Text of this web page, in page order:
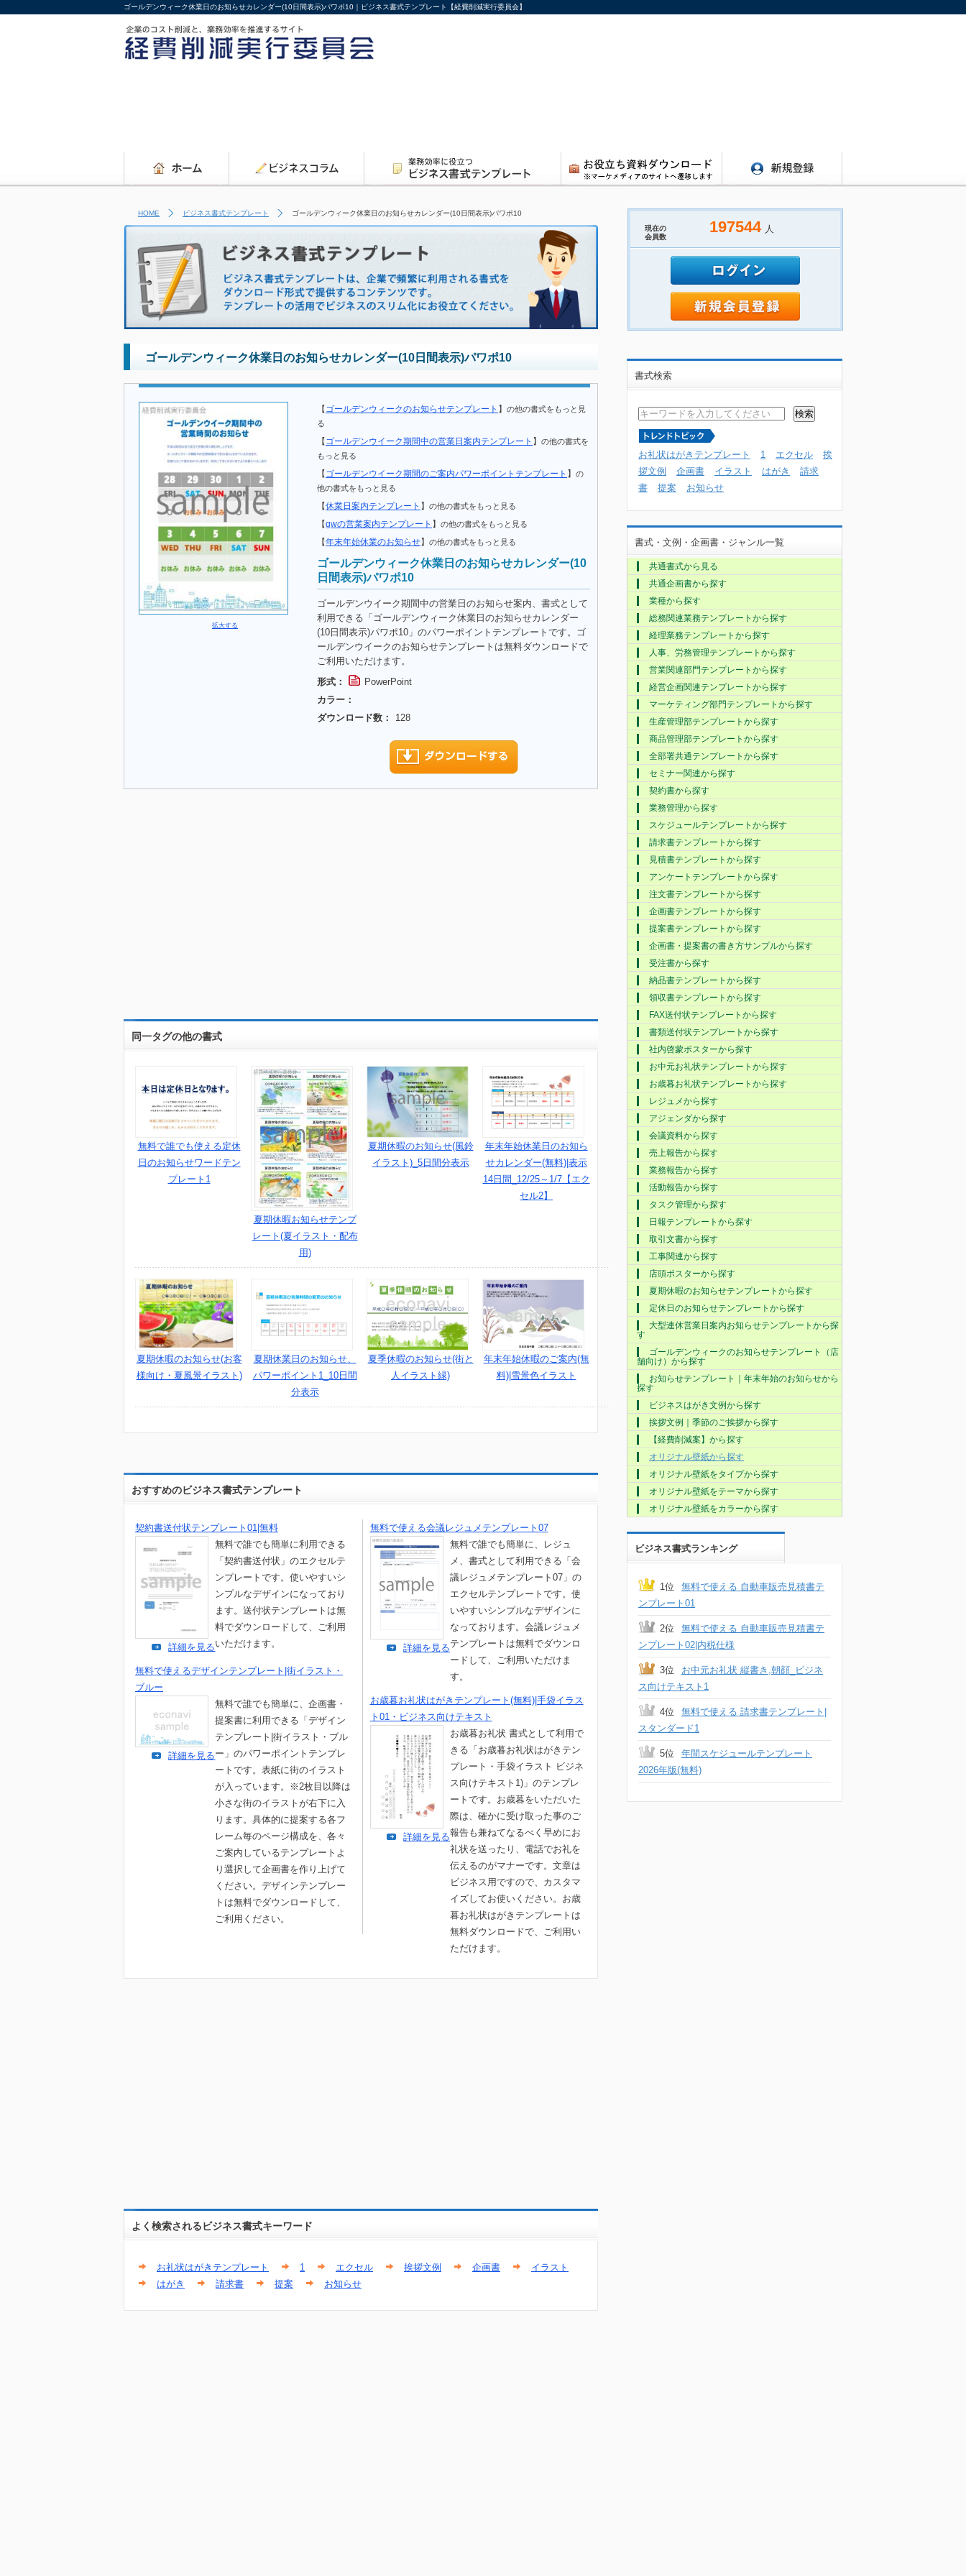
ゴールデンウィーク休業日のお知らせカレンダー(10日間表示)パワポ10｜ビジネス書式テンプレート【経費削減実行委員会】
HOME ビジネス書式テンプレート ゴールデンウィーク休業日のお知らせカレンダー(10日間表示)パワポ10
ゴールデンウィーク休業日のお知らせカレンダー(10日間表示)パワポ10
拡大する
【ゴールデンウィークのお知らせテンプレート 】 の他の書式をもっと見
る
【ゴールデンウイーク期間中の営業日案内テンプレート 】 の他の書式を
もっと見る
【ゴールデンウイーク期間のご案内パワーポイントテンプレート 】 の
他の書式をもっと見る
【休業日案内テンプレート 】 の他の書式をもっと見る
【gwの営業案内テンプレート 】 の他の書式をもっと見る
【年末年始休業のお知らせ】 の他の書式をもっと見る
ゴールデンウィーク休業日のお知らせカレンダー(10
日間表示)パワポ10
ゴールデンウイーク期間中の営業日のお知らせ案内、書式として
利用できる「ゴールデンウィーク休業日のお知らせカレンダー
(10日間表示)パワポ10」のパワーポイントテンプレートです。ゴ
ールデンウイークのお知らせテンプレートは無料ダウンロードで
ご利用いただけます。
形式：
PowerPoint
カラー：
ダウンロード数：
128
同一タグの他の書式
無料で誰でも使える定休
日のお知らせワードテン
プレート1
夏期休暇お知らせテンプ
レート(夏イラスト・配布
用)
夏期休暇のお知らせ(風鈴
イラスト)_5日間分表示
年末年始休業日のお知ら
せカレンダー(無料)|表示
14日間_12/25～1/7【エク
セル2】
夏期休暇のお知らせ(お客
様向け・夏風景イラスト)
夏期休業日のお知らせ、
パワーポイント1_10日間
分表示
夏季休暇のお知らせ(街と
人イラスト緑)
年末年始休暇のご案内(無
料)|雪景色イラスト
おすすめのビジネス書式テンプレート
契約書送付状テンプレート01|無料
無料で誰でも簡単に利用できる
「契約書送付状」のエクセルテ
ンプレートです。使いやすいシ
ンプルなデザインになっており
ます。送付状テンプレートは無
料でダウンロードして、ご利用
いただけます。
詳細を見る
無料で使える会議レジュメテンプレート07
無料で誰でも簡単に、レジュ
メ、書式として利用できる「会
議レジュメテンプレート07」の
エクセルテンプレートです。使
いやすいシンプルなデザインに
なっております。会議レジュメ
テンプレートは無料でダウンロ
ードして、ご利用いただけま
す。
詳細を見る
無料で使えるデザインテンプレート|街イラスト・
ブルー
無料で誰でも簡単に、企画書・
提案書に利用できる「デザイン
テンプレート|街イラスト・ブル
ー」のパワーポイントテンプレ
ートです。表紙に街のイラスト
が入っています。※2枚目以降は
小さな街のイラストが右下に入
ります。具体的に提案する各フ
レーム毎のページ構成を、各々
ご案内しているテンプレートよ
り選択して企画書を作り上げて
ください。デザインテンプレー
トは無料でダウンロードして、
ご利用ください。
詳細を見る
お歳暮お礼状はがきテンプレート(無料)|手袋イラス
ト01・ビジネス向けテキスト
お歳暮お礼状 書式として利用で
きる「お歳暮お礼状はがきテン
プレート・手袋イラスト ビジネ
ス向けテキスト1)」のテンプレ
ートです。お歳暮をいただいた
際は、確かに受け取った事のご
報告も兼ねてなるべく早めにお
礼状を送ったり、電話でお礼を
伝えるのがマナーです。文章は
ビジネス用ですので、カスタマ
イズしてお使いください。お歳
暮お礼状はがきテンプレートは
無料ダウンロードで、ご利用い
ただけます。
詳細を見る
よく検索されるビジネス書式キーワード
お礼状はがきテンプレート 1 エクセル 挨拶文例 企画書
イラスト
はがき
請求書 提案 お知らせ
現在の
会員数
197544 人
書式検索
お礼状はがきテンプレート 1 エクセル
挨
拶文例
企画書 イラスト はがき
請求
書
提案 お知らせ
書式・文例・企画書・ジャンル一覧
共通書式から見る
共通企画書から探す
業種から探す
総務関連業務テンプレートから探す
経理業務テンプレートから探す
人事、労務管理テンプレートから探す
営業関連部門テンプレートから探す
経営企画関連テンプレートから探す
マーケティング部門テンプレートから探す
生産管理部テンプレートから探す
商品管理部テンプレートから探す
全部署共通テンプレートから探す
セミナー関連から探す
契約書から探す
業務管理から探す
スケジュールテンプレートから探す
請求書テンプレートから探す
見積書テンプレートから探す
アンケートテンプレートから探す
注文書テンプレートから探す
企画書テンプレートから探す
提案書テンプレートから探す
企画書・提案書の書き方サンプルから探す
受注書から探す
納品書テンプレートから探す
領収書テンプレートから探す
FAX送付状テンプレートから探す
書類送付状テンプレートから探す
社内啓蒙ポスターから探す
お中元お礼状テンプレートから探す
お歳暮お礼状テンプレートから探す
レジュメから探す
アジェンダから探す
会議資料から探す
売上報告から探す
業務報告から探す
活動報告から探す
タスク管理から探す
日報テンプレートから探す
取引文書から探す
工事関連から探す
店頭ポスターから探す
夏期休暇のお知らせテンプレートから探す
定休日のお知らせテンプレートから探す
大型連休営業日案内お知らせテンプレートから探
す
ゴールデンウィークのお知らせテンプレート（店
舗向け）から探す
お知らせテンプレート｜年末年始のお知らせから
探す
ビジネスはがき文例から探す
挨拶文例｜季節のご挨拶から探す
【経費削減案】から探す
オリジナル壁紙から探す
オリジナル壁紙をタイプから探す
オリジナル壁紙をテーマから探す
オリジナル壁紙をカラーから探す
ビジネス書式ランキング
1位
無料で使える 自動車販売見積書テ
ンプレート01
2位
無料で使える 自動車販売見積書テ
ンプレート02|内税仕様
3位
お中元お礼状 縦書き,朝顔_ビジネ
ス向けテキスト1
4位
無料で使える 請求書テンプレート|
スタンダード1
5位
年間スケジュールテンプレート
2026年版(無料)